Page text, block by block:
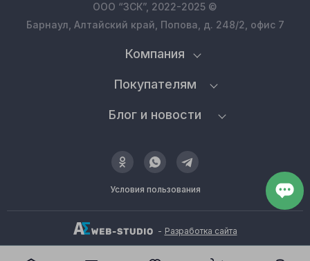
Условия пользования
Компания
Покупателям
Блог и новости
ООО “ЗСК”, 2022-2025 ©
Барнаул, Алтайский край, Попова, д. 248/2, офис 7
- Разработка сайта